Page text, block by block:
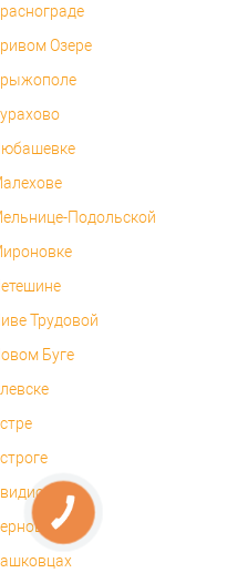
Озере
Подольской
Трудовой
Буге